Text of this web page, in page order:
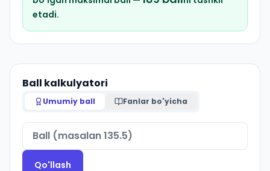
etadi.
Ball kalkulyatori
Umumiy ball Fanlar bo'yicha
Qo'llash